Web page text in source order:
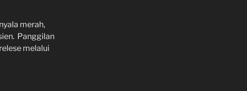
merah,
Panggilan
melalui